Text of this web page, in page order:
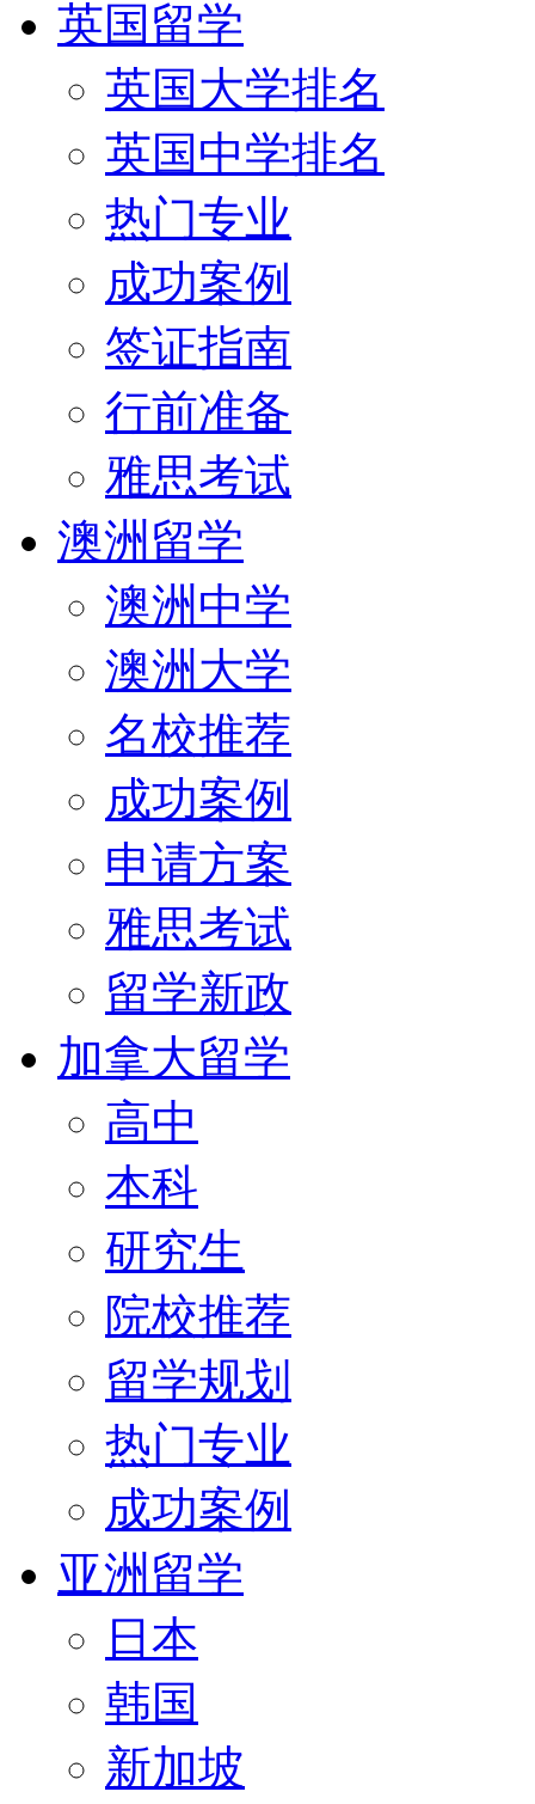
英国留学
英国大学排名
英国中学排名
热门专业
成功案例
签证指南
行前准备
雅思考试
澳洲留学
澳洲中学
澳洲大学
名校推荐
成功案例
申请方案
雅思考试
留学新政
加拿大留学
高中
本科
研究生
院校推荐
留学规划
热门专业
成功案例
亚洲留学
日本
韩国
新加坡